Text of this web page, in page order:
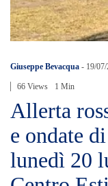
Giuseppe Bevacqua - 19/
66 Views 1 Min
Allerta
e ondate
lunedì 20